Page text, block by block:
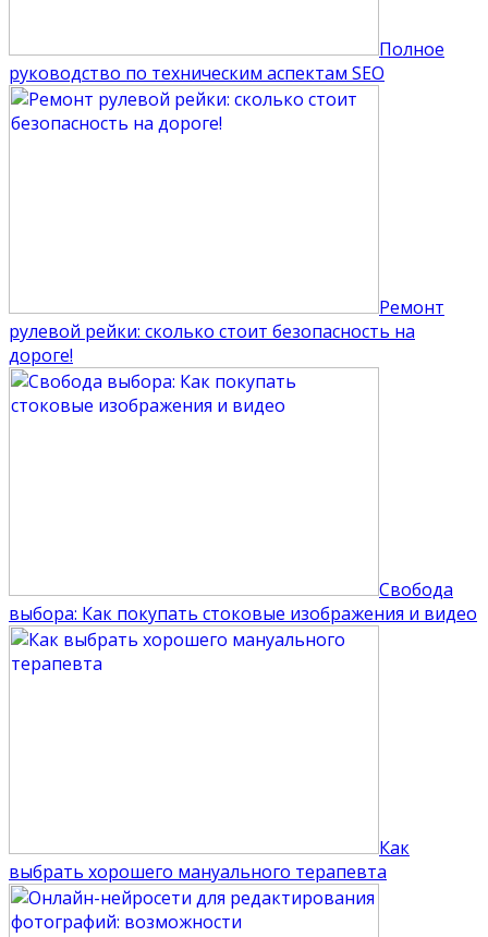
Полное
руководство по техническим аспектам SEO
Ремонт
рулевой рейки: сколько стоит безопасность на
дороге!
Свобода
выбора: Как покупать стоковые изображения и видео
Как
выбрать хорошего мануального терапевта